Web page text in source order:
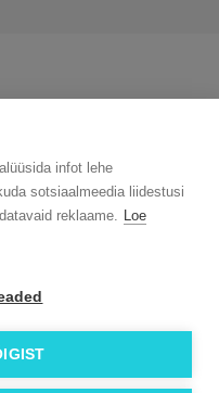
infot lehe
sotsiaalmeedia liidestusi
reklaame. Loe
Meeskond
Kontakt